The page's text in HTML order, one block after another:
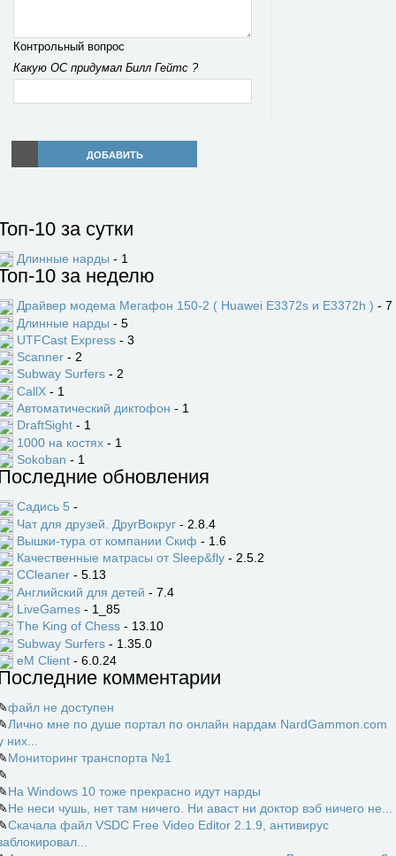
Контрольный вопрос
Какую ОС придумал Билл Гейтс ?
ДОБАВИТЬ
10 за сутки
Длинные нарды - 1
10 за неделю
Драйвер модема Мегафон 150-2 ( Huawei E3372s и E3372h ) - 7
Длинные нарды - 5
UTFCast Express - 3
Scanner - 2
Subway Surfers - 2
CallX - 1
Автоматический диктофон - 1
DraftSight - 1
1000 на костях - 1
Sokoban - 1
обновления
Садись 5 -
Чат для друзей. ДругВокруг - 2.8.4
Вышки-тура от компании Скиф - 1.6
Качественные матрасы от Sleep&fly - 2.5.2
CCleaner - 5.13
Английский для детей - 7.4
LiveGames - 1_85
The King of Chess - 13.10
Subway Surfers - 1.35.0
eM Client - 6.0.24
комментарии
файл не доступен
Лично мне по душе портал по онлайн нардам NardGammon.com
них...
Мониторинг транспорта №1
На Windows 10 тоже прекрасно идут нарды
Не неси чушь, нет там ничего. Ни аваст ни доктор вэб ничего не...
Скачала файл VSDC Free Video Editor 2.1.9, антивирус